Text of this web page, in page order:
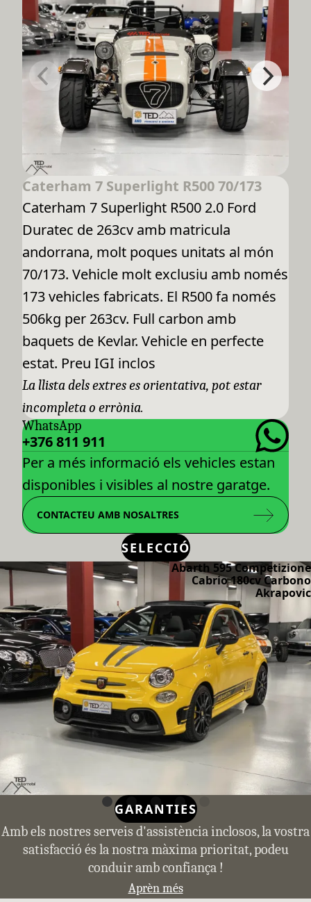
Caterham 7 Superlight R500 70/173
Caterham 7 Superlight R500 2.0 Ford
Duratec de 263cv amb matricula
andorrana, molt poques unitats al món
70/173. Vehicle molt exclusiu amb només
173 vehicles fabricats. El R500 fa només
506kg per 263cv. Full carbon amb
baquets de Kevlar. Vehicle en perfecte
estat. Preu IGI inclos
La llista dels extres es orientativa, pot estar
incompleta o errònia.
WhatsApp
+376 811 911
Per a més informació els vehicles estan
disponibles i visibles al nostre garatge.
CONTACTEU AMB NOSALTRES
SELECCIÓ
Abarth 595 Competizione
Cabrio 180cv Carbono
Akrapovic
GARANTIES
Amb els nostres serveis d'assistència inclosos, la vostra
satisfacció és la nostra màxima prioritat, podeu
conduir amb confiança !
Aprèn més